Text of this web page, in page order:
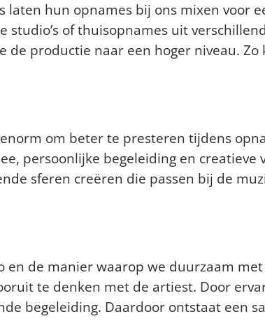
laten hun opnames bij ons mixen voor
of thuisopnames uit
productie naar een hoger niveau.
om beter te presteren tijdens
persoonlijke begeleiding en
sferen creëren die passen bij de
en de manier waarop we duurzaam
te denken met de artiest. Door
begeleiding. Daardoor ontstaat een